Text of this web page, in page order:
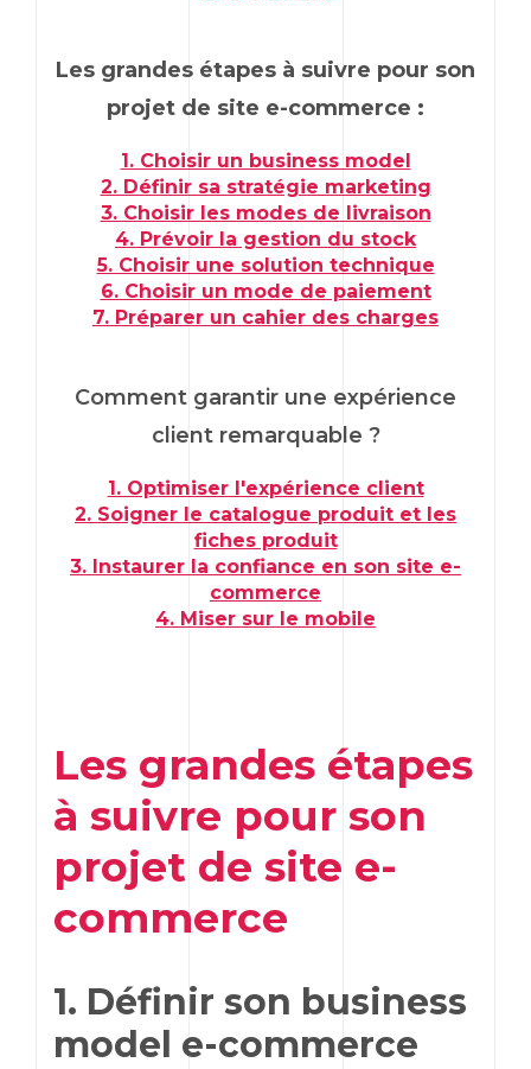
Les grandes étapes à suivre pour son
projet de site e-commerce :
1. Choisir un business model
2. Définir sa stratégie marketing
3. Choisir les modes de livraison
4. Prévoir la gestion du stock
5. Choisir une solution technique
6. Choisir un mode de paiement
7. Préparer un cahier des charges
Comment garantir une expérience
client remarquable ?
1. Optimiser l'expérience client
2. Soigner le catalogue produit et les
fiches produit
3. Instaurer la confiance en son site e-
commerce
4. Miser sur le mobile
Les grandes étapes
à suivre pour son
projet de site e-
commerce
1. Définir son business
model e-commerce